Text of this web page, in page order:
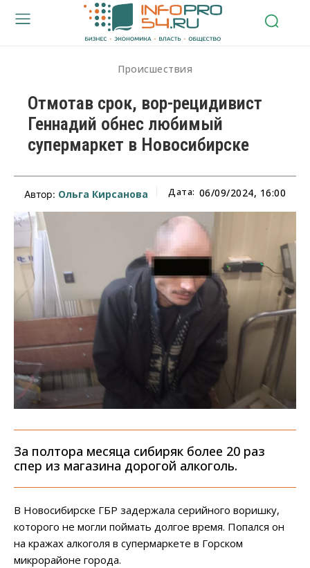
Происшествия
Отмотав срок, вор-рецидивист
Геннадий обнес любимый
супермаркет в Новосибирске
Автор: Ольга Кирсанова Дата: 06/09/2024, 16:00
За полтора месяца сибиряк более 20 раз
спер из магазина дорогой алкоголь.
В Новосибирске ГБР задержала серийного воришку,
которого не могли поймать долгое время. Попался он
на кражах алкоголя в супермаркете в Горском
микрорайоне города.